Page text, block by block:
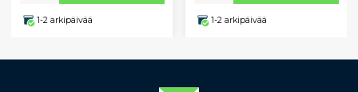
1-2 arkipäivää 1-2 arkipäivää